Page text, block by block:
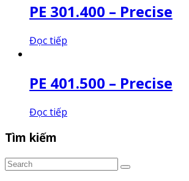
PE 301.400 – Precise
Đọc tiếp
PE 401.500 – Precise
Đọc tiếp
Tìm kiếm